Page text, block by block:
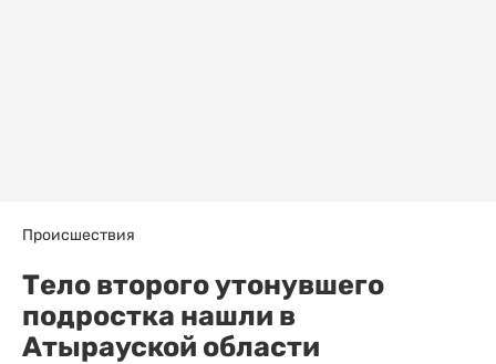
Происшествия
Тело второго утонувшего
подростка нашли в
Атырауской области